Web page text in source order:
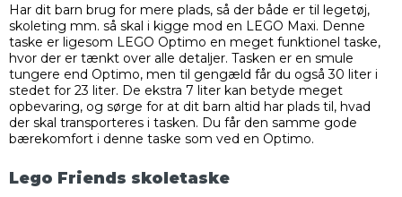
Har dit barn brug for mere plads, så der både er til legetøj,
skoleting mm. så skal i kigge mod en LEGO Maxi. Denne
taske er ligesom LEGO Optimo en meget funktionel taske,
hvor der er tænkt over alle detaljer. Tasken er en smule
tungere end Optimo, men til gengæld får du også 30 liter i
stedet for 23 liter. De ekstra 7 liter kan betyde meget
opbevaring, og sørge for at dit barn altid har plads til, hvad
der skal transporteres i tasken. Du får den samme gode
bærekomfort i denne taske som ved en Optimo.
Lego Friends skoletaske